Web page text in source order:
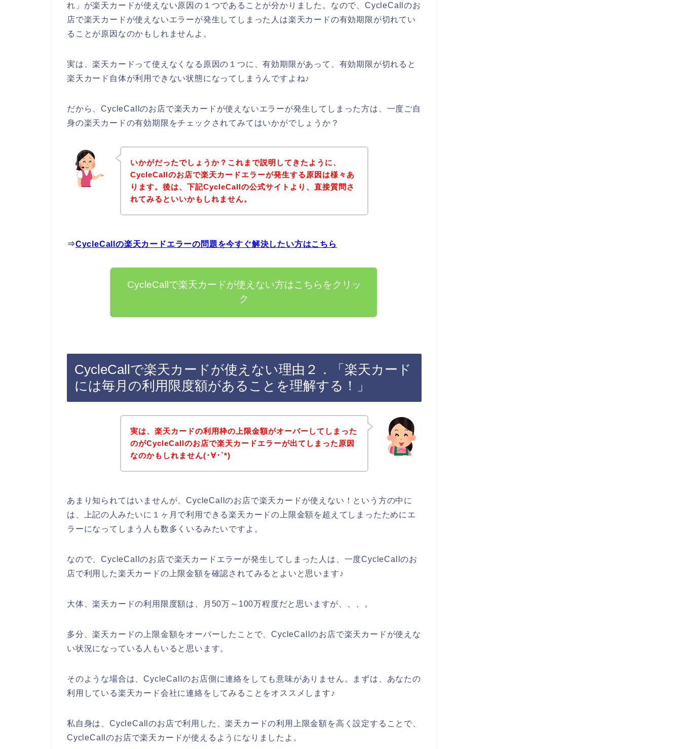
れ」が楽天カードが使えない原因の１つであることが分かりました。なので、CycleCallのお
店で楽天カードが使えないエラーが発生してしまった人は楽天カードの有効期限が切れてい
ることが原因なのかもしれませんよ。
実は、楽天カードって使えなくなる原因の１つに、有効期限があって、有効期限が切れると
楽天カード自体が利用できない状態になってしまうんですよね♪
だから、CycleCallのお店で楽天カードが使えないエラーが発生してしまった方は、一度ご自
身の楽天カードの有効期限をチェックされてみてはいかがでしょうか？
いかがだったでしょうか？これまで説明してきたように、
CycleCallのお店で楽天カードエラーが発生する原因は様々あ
ります。後は、下記CycleCallの公式サイトより、直接質問さ
れてみるといいかもしれません。
⇒CycleCallの楽天カードエラーの問題を今すぐ解決したい方はこちら
CycleCallで楽天カードが使えない方はこちらをクリッ
ク
CycleCallで楽天カードが使えない理由２．「楽天カード
には毎月の利用限度額があることを理解する！」
実は、楽天カードの利用枠の上限金額がオーバーしてしまった
のがCycleCallのお店で楽天カードエラーが出てしまった原因
なのかもしれません(･∀･`*)
あまり知られてはいませんが、CycleCallのお店で楽天カードが使えない！という方の中に
は、上記の人みたいに１ヶ月で利用できる楽天カードの上限金額を超えてしまったためにエ
ラーになってしまう人も数多くいるみたいですよ。
なので、CycleCallのお店で楽天カードエラーが発生してしまった人は、一度CycleCallのお
店で利用した楽天カードの上限金額を確認されてみるとよいと思います♪
大体、楽天カードの利用限度額は、月50万～100万程度だと思いますが、、、。
多分、楽天カードの上限金額をオーバーしたことで、CycleCallのお店で楽天カードが使えな
い状況になっている人もいると思います。
そのような場合は、CycleCallのお店側に連絡をしても意味がありません。まずは、あなたの
利用している楽天カード会社に連絡をしてみることをオススメします♪
私自身は、CycleCallのお店で利用した、楽天カードの利用上限金額を高く設定することで、
CycleCallのお店で楽天カードが使えるようになりましたよ。